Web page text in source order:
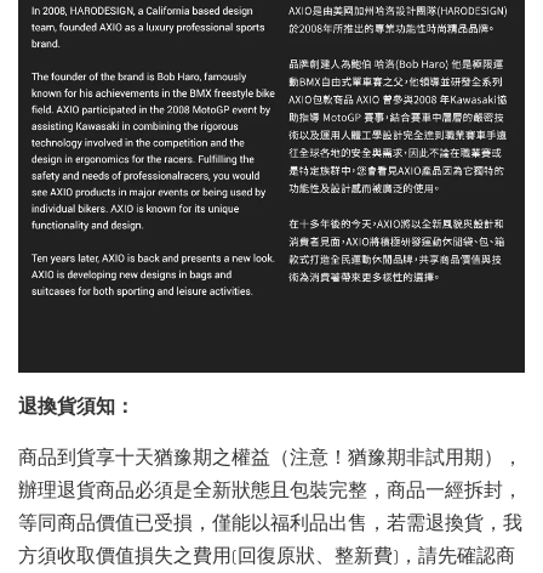
退換貨須知：
商品到貨享十天猶豫期之權益（注意！猶豫期非試用期），
辦理退貨商品必須是全新狀態且包裝完整，商品一經拆封，
等同商品價值已受損，僅能以福利品出售，若需退換貨，我
方須收取價值損失之費用(回復原狀、整新費)，請先確認商